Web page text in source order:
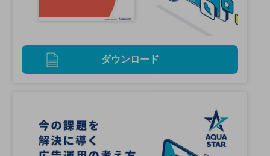
ダウンロード